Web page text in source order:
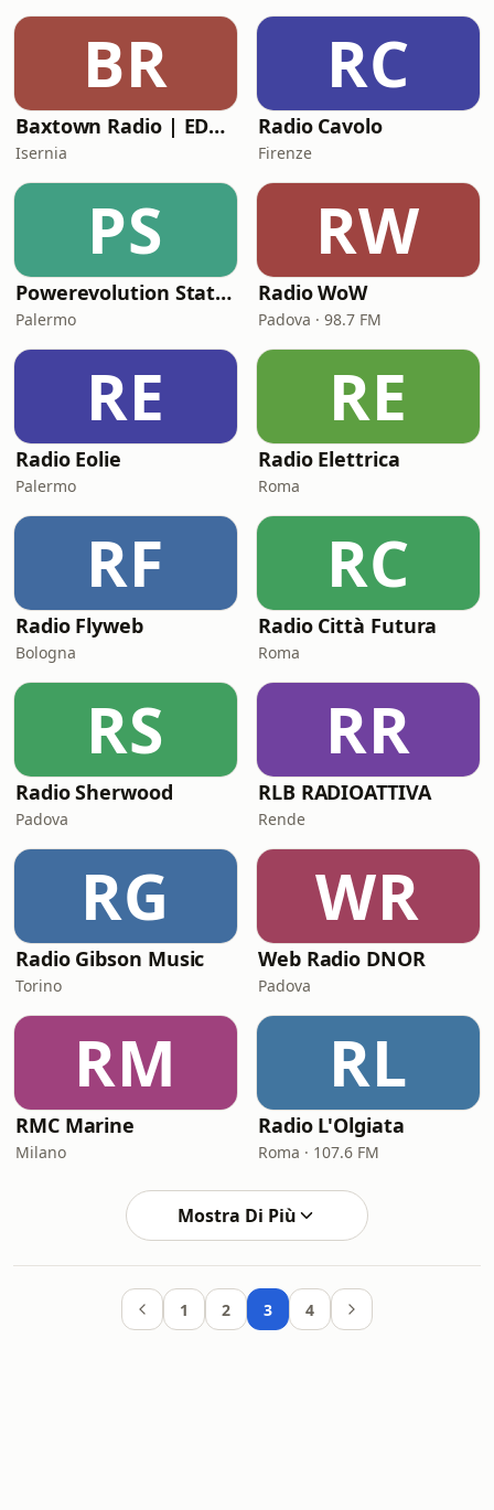
BR
Baxtown Radio | EDM - Big Room
Isernia
RC
Radio Cavolo
Firenze
PS
Powerevolution Station
Palermo
RW
Radio WoW
Padova · 98.7 FM
RE
Radio Eolie
Palermo
RE
Radio Elettrica
Roma
RF
Radio Flyweb
Bologna
RC
Radio Città Futura
Roma
RS
Radio Sherwood
Padova
RR
RLB RADIOATTIVA
Rende
RG
Radio Gibson Music
Torino
WR
Web Radio DNOR
Padova
RM
RMC Marine
Milano
RL
Radio L'Olgiata
Roma · 107.6 FM
Mostra Di Più
1 2 3 4